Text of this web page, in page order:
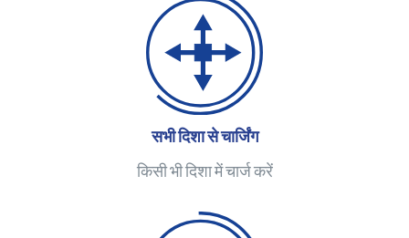
सभी दिशा से चार्जिंग
किसी भी दिशा में चार्ज करें